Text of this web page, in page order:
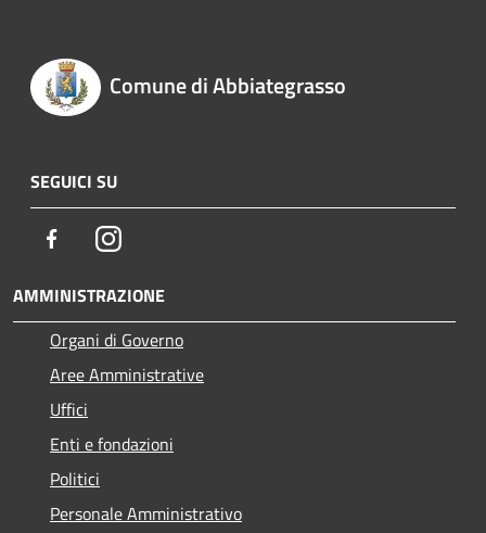
Comune di Abbiategrasso
SEGUICI SU
FacebookInstagram
AMMINISTRAZIONE
Organi di Governo
Aree Amministrative
Uffici
Enti e fondazioni
Politici
Personale Amministrativo